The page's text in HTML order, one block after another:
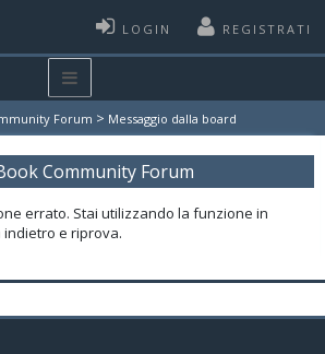
LOGIN REGISTRATI
Forum > Messaggio dalla board
Community Forum
errato. Stai utilizzando la funzione in
indietro e riprova.